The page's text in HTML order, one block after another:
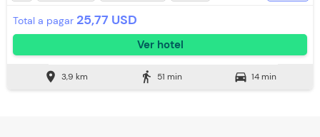
Total a pagar 25,77 USD
Ver hotel
location_on 3,9 km directions_walk 51 min directions_car 14 min